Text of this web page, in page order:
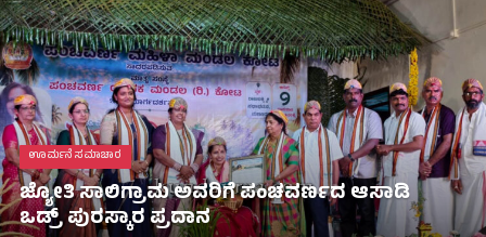
ಊರ್ಮನೆ ಸಮಾಚಾರ
ಜ್ಯೋತಿ ಸಾಲಿಗ್ರಾಮ ಅವರಿಗೆ ಪಂಚವರ್ಣದ ಆಸಾಡಿ
ಒಡ್ರ್ ಪುರಸ್ಕಾರ ಪ್ರದಾನ